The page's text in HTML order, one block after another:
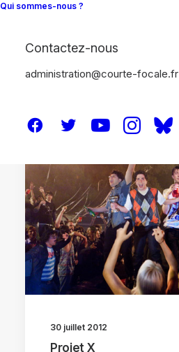
Qui sommes-nous ?
Contactez-nous
administration@courte-focale.fr
30 juillet 2012
Projet X